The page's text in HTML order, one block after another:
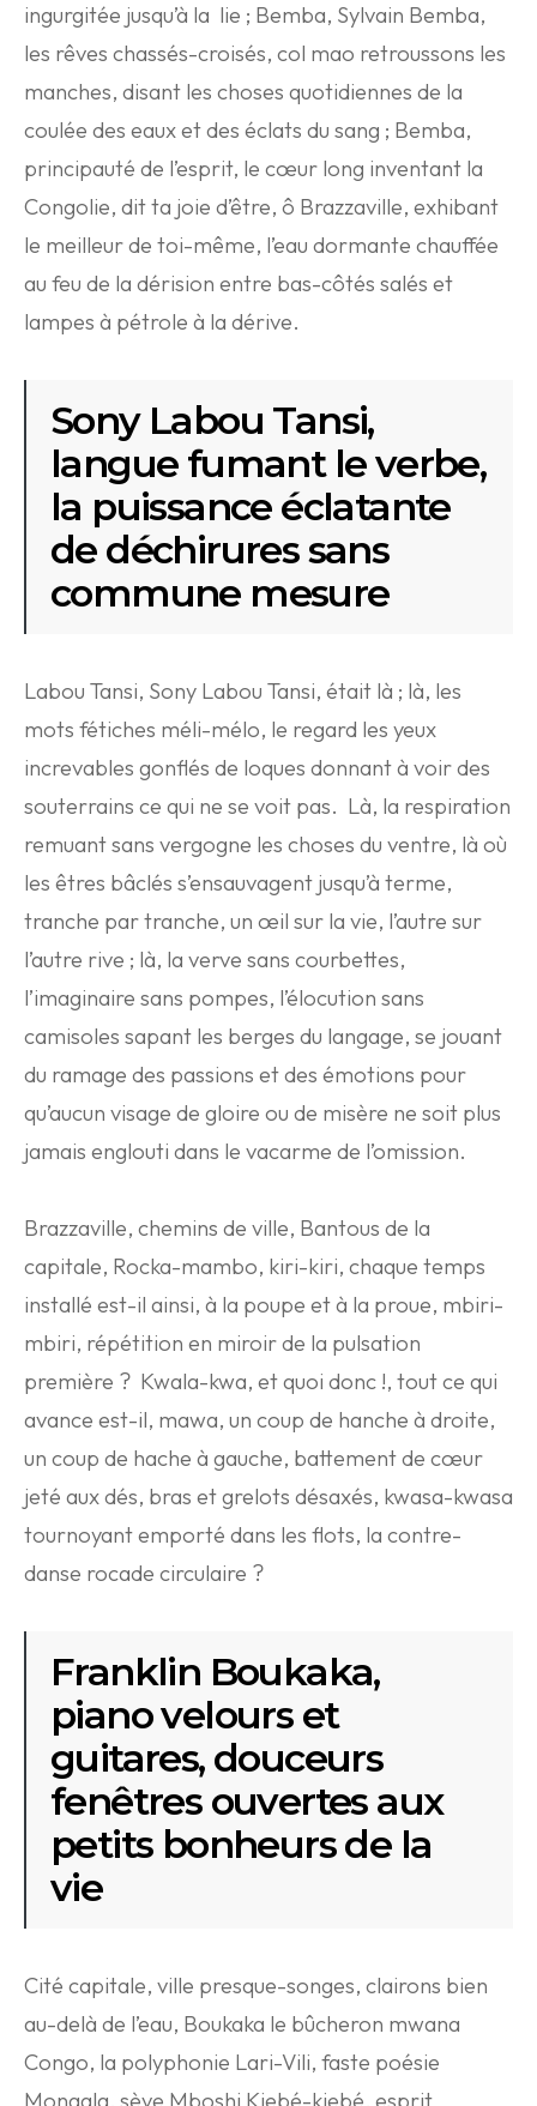
ingurgitée jusqu’à la lie ; Bemba, Sylvain Bemba,
les rêves chassés-croisés, col mao retroussons les
manches, disant les choses quotidiennes de la
coulée des eaux et des éclats du sang ; Bemba,
principauté de l’esprit, le cœur long inventant la
Congolie, dit ta joie d’être, ô Brazzaville, exhibant
le meilleur de toi-même, l’eau dormante chauffée
au feu de la dérision entre bas-côtés salés et
lampes à pétrole à la dérive.
Sony Labou Tansi,
langue fumant le verbe,
la puissance éclatante
de déchirures sans
commune mesure
Labou Tansi, Sony Labou Tansi, était là ; là, les
mots fétiches méli-mélo, le regard les yeux
increvables gonflés de loques donnant à voir des
souterrains ce qui ne se voit pas. Là, la respiration
remuant sans vergogne les choses du ventre, là où
les êtres bâclés s’ensauvagent jusqu’à terme,
tranche par tranche, un œil sur la vie, l’autre sur
l’autre rive ; là, la verve sans courbettes,
l’imaginaire sans pompes, l’élocution sans
camisoles sapant les berges du langage, se jouant
du ramage des passions et des émotions pour
qu’aucun visage de gloire ou de misère ne soit plus
jamais englouti dans le vacarme de l’omission.
Brazzaville, chemins de ville, Bantous de la
capitale, Rocka-mambo, kiri-kiri, chaque temps
installé est-il ainsi, à la poupe et à la proue, mbiri-
mbiri, répétition en miroir de la pulsation
première ? Kwala-kwa, et quoi donc !, tout ce qui
avance est-il, mawa, un coup de hanche à droite,
un coup de hache à gauche, battement de cœur
jeté aux dés, bras et grelots désaxés, kwasa-kwasa
tournoyant emporté dans les flots, la contre-
danse rocade circulaire ?
Franklin Boukaka,
piano velours et
guitares, douceurs
fenêtres ouvertes aux
petits bonheurs de la
vie
Cité capitale, ville presque-songes, clairons bien
au-delà de l’eau, Boukaka le bûcheron mwana
Congo, la polyphonie Lari-Vili, faste poésie